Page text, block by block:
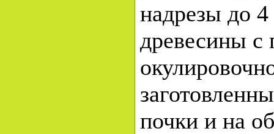
надрезы до
древесины
почки и на